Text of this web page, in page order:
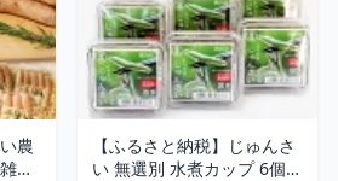
農
【ふるさと納税】じゅんさ
い 無選別 水煮カップ 6個